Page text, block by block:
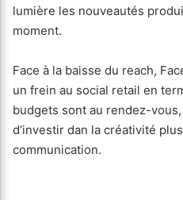
lumière les nouveautés
moment.
Face à la baisse du reach,
un frein au social retail en
budgets sont au rendez-
d’investir dan la créativité
communication.